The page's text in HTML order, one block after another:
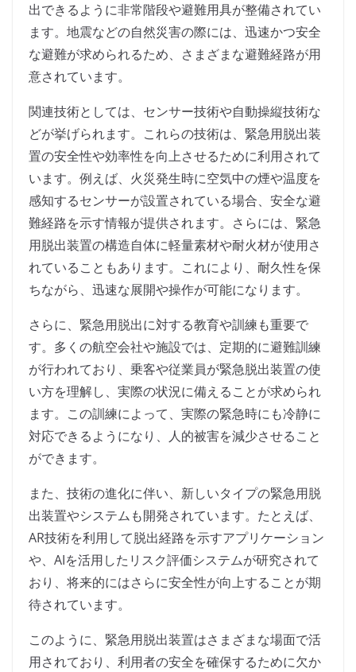
出できるように非常階段や避難用具が整備されてい
ます。地震などの自然災害の際には、迅速かつ安全
な避難が求められるため、さまざまな避難経路が用
意されています。
関連技術としては、センサー技術や自動操縦技術な
どが挙げられます。これらの技術は、緊急用脱出装
置の安全性や効率性を向上させるために利用されて
います。例えば、火災発生時に空気中の煙や温度を
感知するセンサーが設置されている場合、安全な避
難経路を示す情報が提供されます。さらには、緊急
用脱出装置の構造自体に軽量素材や耐火材が使用さ
れていることもあります。これにより、耐久性を保
ちながら、迅速な展開や操作が可能になります。
さらに、緊急用脱出に対する教育や訓練も重要で
す。多くの航空会社や施設では、定期的に避難訓練
が行われており、乗客や従業員が緊急脱出装置の使
い方を理解し、実際の状況に備えることが求められ
ます。この訓練によって、実際の緊急時にも冷静に
対応できるようになり、人的被害を減少させること
ができます。
また、技術の進化に伴い、新しいタイプの緊急用脱
出装置やシステムも開発されています。たとえば、
AR技術を利用して脱出経路を示すアプリケーション
や、AIを活用したリスク評価システムが研究されて
おり、将来的にはさらに安全性が向上することが期
待されています。
このように、緊急用脱出装置はさまざまな場面で活
用されており、利用者の安全を確保するために欠か